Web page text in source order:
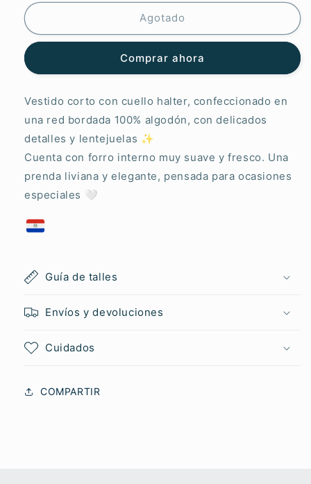
Halter
Halter
BordadoAgotado
Comprar ahora
Vestido corto con cuello halter, confeccionado en
una red bordada 100% algodón, con delicados
detalles y lentejuelas ✨
Cuenta con forro interno muy suave y fresco. Una
prenda liviana y elegante, pensada para ocasiones
especiales 🤍
Guía de talles
Envíos y devoluciones
Cuidados
COMPARTIR